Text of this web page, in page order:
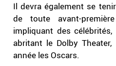
Il devra également se
de toute avant-
impliquant des
abritant le Dolby
année les Oscars.